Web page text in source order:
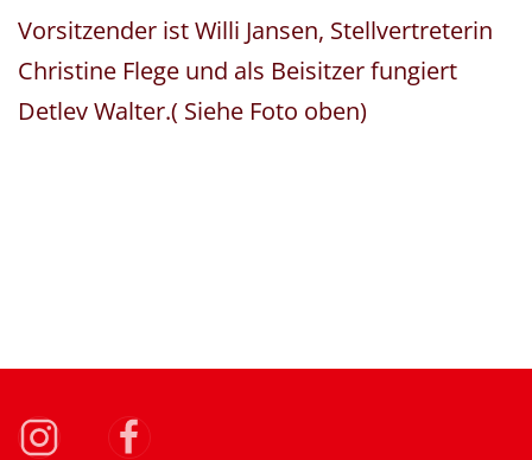
Vorsitzender ist Willi Jansen, Stellvertreterin
Christine Flege und als Beisitzer fungiert
Detlev Walter.( Siehe Foto oben)